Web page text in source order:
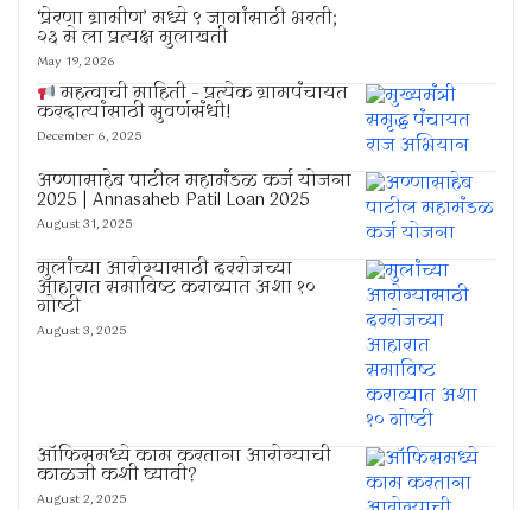
‘प्रेरणा ग्रामीण’ मध्ये ९ जागांसाठी भरती;
२३ मे ला प्रत्यक्ष मुलाखती
May 19, 2026
महत्वाची माहिती – प्रत्येक ग्रामपंचायत
करदात्यांसाठी सुवर्णसंधी!
December 6, 2025
अण्णासाहेब पाटील महामंडळ कर्ज योजना
2025 | Annasaheb Patil Loan 2025
August 31, 2025
मुलांच्या आरोग्यासाठी दररोजच्या
आहारात समाविष्ट कराव्यात अशा १०
गोष्टी
August 3, 2025
ऑफिसमध्ये काम करताना आरोग्याची
काळजी कशी घ्यावी?
August 2, 2025